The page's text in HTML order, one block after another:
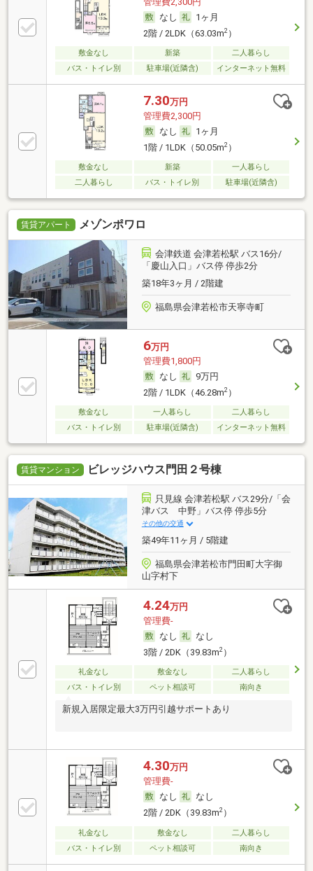
なし
1ヶ月
2階 / 2LDK（63.03m2）
敷金なし 新築
二人暮らし
バス・トイレ別
駐車場(近隣含) インターネット無料
7.30万円
管理費2,300円
なし
1ヶ月
1階 / 1LDK（50.05m2）
敷金なし 新築
一人暮らし
二人暮らし
バス・トイレ別 駐車場(近隣含)
賃貸アパート メゾンポワロ
会津鉄道 会津若松駅 バス16分/
「慶山入口」バス停 停歩2分
築18年3ヶ月 / 2階建
福島県会津若松市天寧寺町
6万円
管理費1,800円
なし
9万円
2階 / 1LDK（46.28m2）
敷金なし 一人暮らし
二人暮らし
バス・トイレ別
駐車場(近隣含) インターネット無料
賃貸マンション ビレッジハウス門田２号棟
只見線 会津若松駅 バス29分/「会
津バス 中野」バス停 停歩5分
その他の交通
築49年11ヶ月 / 5階建
福島県会津若松市門田町大字御
山字村下
4.24万円
管理費-
なし
なし
3階 / 2DK（39.83m2）
礼金なし 敷金なし
二人暮らし
バス・トイレ別
ペット相談可 南向き
新規入居限定最大3万円引越サポートあり
4.30万円
管理費-
なし
なし
2階 / 2DK（39.83m2）
礼金なし 敷金なし
二人暮らし
バス・トイレ別
ペット相談可 南向き